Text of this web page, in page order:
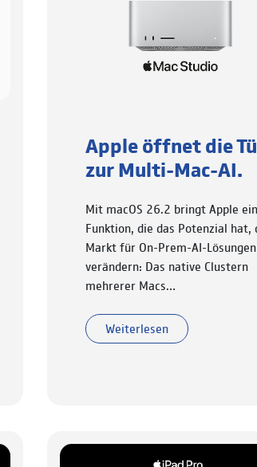
Apple öffnet die
zur Multi-Mac-AI.
Mit macOS 26.2 bringt Apple
Funktion, die das Potenzial hat,
Markt für On-Prem-AI-
verändern: Das native Clustern
mehrerer Macs…
Weiterlesen